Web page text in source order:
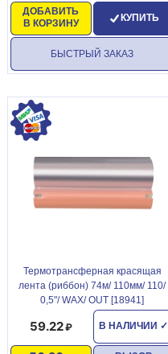
ДОБАВИТЬ
В КОРЗИНУ
КУПИТЬ
БЫСТРЫЙ ЗАКАЗ
Термотрансферная красящая
лента (риббон) 74м/ 110мм/ 110/
0,5"/ WAX/ OUT [18941]
В НАЛИЧИИ ✓
59.22